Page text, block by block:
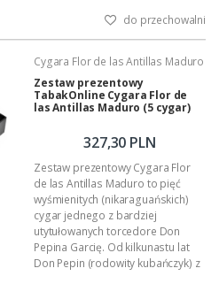
Wykonanie: całkowicie ręczne.
Podana wartość to: cena za jedno
cygaro w foliowej koszulce.
(pełen opis znajdziesz tutaj ...)
do przechowalni
Cygara Flor de las Antillas Maduro
Zestaw prezentowy
TabakOnline Cygara Flor de
las Antillas Maduro (5 cygar)
327,30 PLN
Zestaw prezentowy Cygara Flor
de las Antillas Maduro to pięć
wyśmienitych (nikaraguańskich)
cygar jednego z bardziej
utytułowanych torcedore Don
Pepina Garcię. Od kilkunastu lat
Don Pepin (rodowity kubańczyk) z